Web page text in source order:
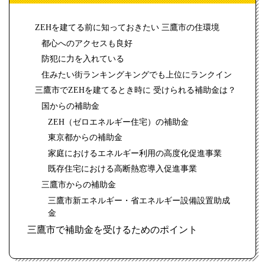
ZEHを建てる前に知っておきたい 三鷹市の住環境
都心へのアクセスも良好
防犯に力を入れている
住みたい街ランキングキングでも上位にランクイン
三鷹市でZEHを建てるとき時に 受けられる補助金は？
国からの補助金
ZEH（ゼロエネルギー住宅）の補助金
東京都からの補助金
家庭におけるエネルギー利用の高度化促進事業
既存住宅における高断熱窓導入促進事業
三鷹市からの補助金
三鷹市新エネルギー・省エネルギー設備設置助成
金
三鷹市で補助金を受けるためのポイント